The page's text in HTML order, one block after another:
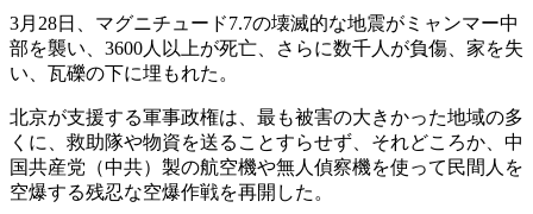
3月28日、マグニチュード7.7の壊滅的な地震がミャンマー中
部を襲い、3600人以上が死亡、さらに数千人が負傷、家を失
い、瓦礫の下に埋もれた。
北京が支援する軍事政権は、最も被害の大きかった地域の多
くに、救助隊や物資を送ることすらせず、それどころか、中
国共産党（中共）製の航空機や無人偵察機を使って民間人を
空爆する残忍な空爆作戦を再開した。